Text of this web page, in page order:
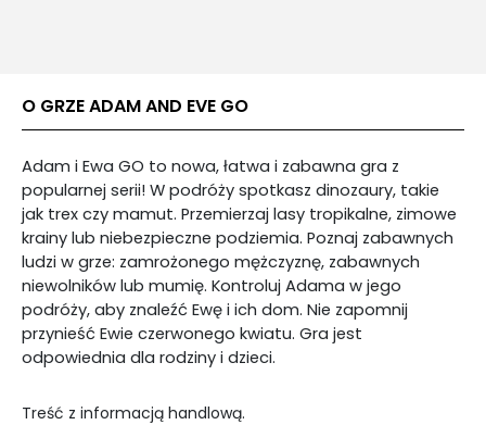
O GRZE ADAM AND EVE GO
Adam i Ewa GO to nowa, łatwa i zabawna gra z
popularnej serii! W podróży spotkasz dinozaury, takie
jak trex czy mamut. Przemierzaj lasy tropikalne, zimowe
krainy lub niebezpieczne podziemia. Poznaj zabawnych
ludzi w grze: zamrożonego mężczyznę, zabawnych
niewolników lub mumię. Kontroluj Adama w jego
podróży, aby znaleźć Ewę i ich dom. Nie zapomnij
przynieść Ewie czerwonego kwiatu. Gra jest
odpowiednia dla rodziny i dzieci.
Treść z informacją handlową.